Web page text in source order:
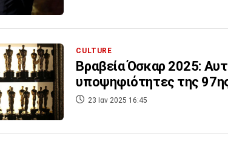
CULTURE
Βραβεία Όσκαρ 2025:
υποψηφιότητες της
23 Ιαν 2025 16:45